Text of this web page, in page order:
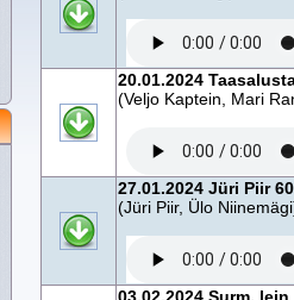
20.01.2024
(Veljo Kaptein, Mari
27.01.2024 Jüri Piir 60
(Jüri Piir, Ülo